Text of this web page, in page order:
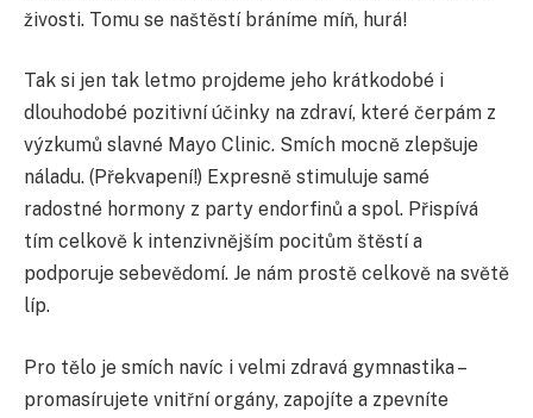
živosti. Tomu se naštěstí bráníme míň, hurá!
Tak si jen tak letmo projdeme jeho krátkodobé i
dlouhodobé pozitivní účinky na zdraví, které čerpám z
výzkumů slavné Mayo Clinic. Smích mocně zlepšuje
náladu. (Překvapení!) Expresně stimuluje samé
radostné hormony z party endorfinů a spol. Přispívá
tím celkově k intenzivnějším pocitům štěstí a
podporuje sebevědomí. Je nám prostě celkově na světě
líp.
Pro tělo je smích navíc i velmi zdravá gymnastika –
promasírujete vnitřní orgány, zapojíte a zpevníte